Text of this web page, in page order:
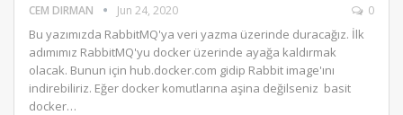
CEM DIRMAN Jun 24, 2020 0
Bu yazımızda RabbitMQ'ya veri yazma üzerinde duracağız. İlk
adımımız RabbitMQ'yu docker üzerinde ayağa kaldırmak
olacak. Bunun için hub.docker.com gidip Rabbit image'ını
indirebiliriz. Eğer docker komutlarına aşina değilseniz basit
docker…